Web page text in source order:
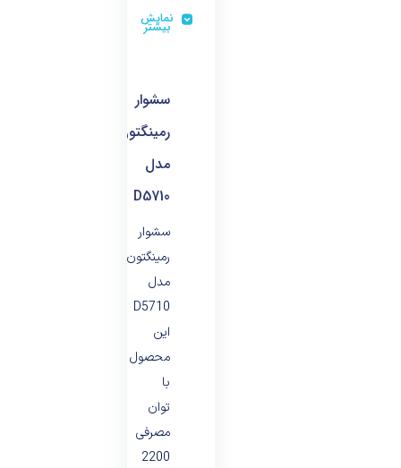
نمایش
بیشتر
سشوار
رمینگتون
مدل
D5710
سشوار
رمینگتون
مدل
D5710
این
محصول
با
توان
مصرفی
2200